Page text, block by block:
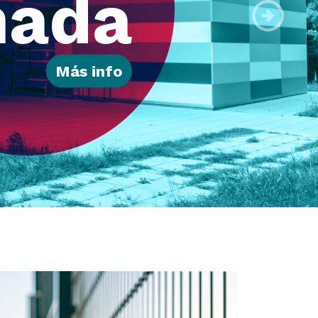
Más info
Siguiente